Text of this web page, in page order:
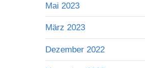
Mai 2023
März 2023
Dezember 2022